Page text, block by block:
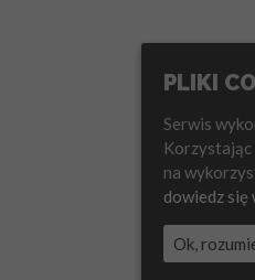
PLIKI
Serwis
na
dowiedz się
Ok,